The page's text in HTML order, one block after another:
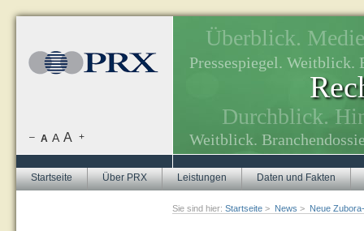
Startseite Über PRX Leistungen Daten und Fakten
Sie sind hier: Startseite > News > Neue
Überblick.
Pressespiegel. Weitblick.
Durchblick.
Weitblick.
– A A A +